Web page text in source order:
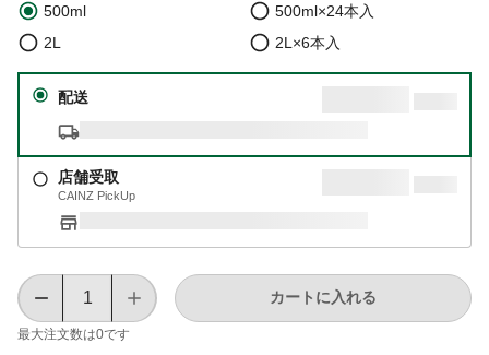
500ml
500ml×24本入
2L
2L×6本入
配送
店舗受取
CAINZ PickUp
最大注文数は0です
カートに入れる